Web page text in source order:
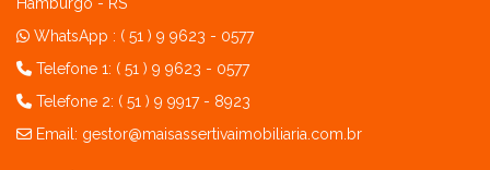
Hamburgo - RS
WhatsApp : ( 51 ) 9 9623 - 0577
Telefone 1: ( 51 ) 9 9623 - 0577
Telefone 2: ( 51 ) 9 9917 - 8923
Email: gestor@maisassertivaimobiliaria.com.br